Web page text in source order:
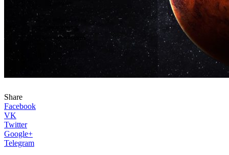
Share
Facebook
VK
Twitter
Google+
Telegram